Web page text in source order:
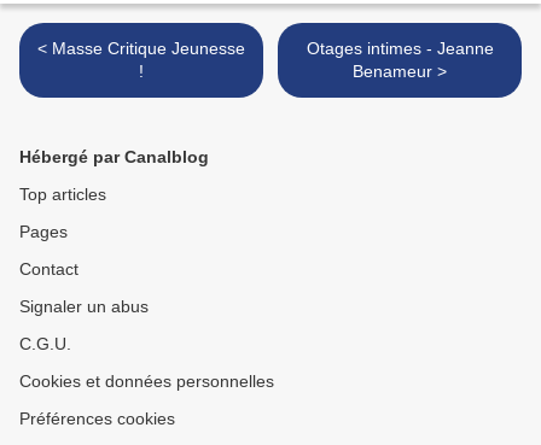
< Masse Critique Jeunesse
!
Otages intimes - Jeanne
Benameur >
Hébergé par Canalblog
Top articles
Pages
Contact
Signaler un abus
C.G.U.
Cookies et données personnelles
Préférences cookies